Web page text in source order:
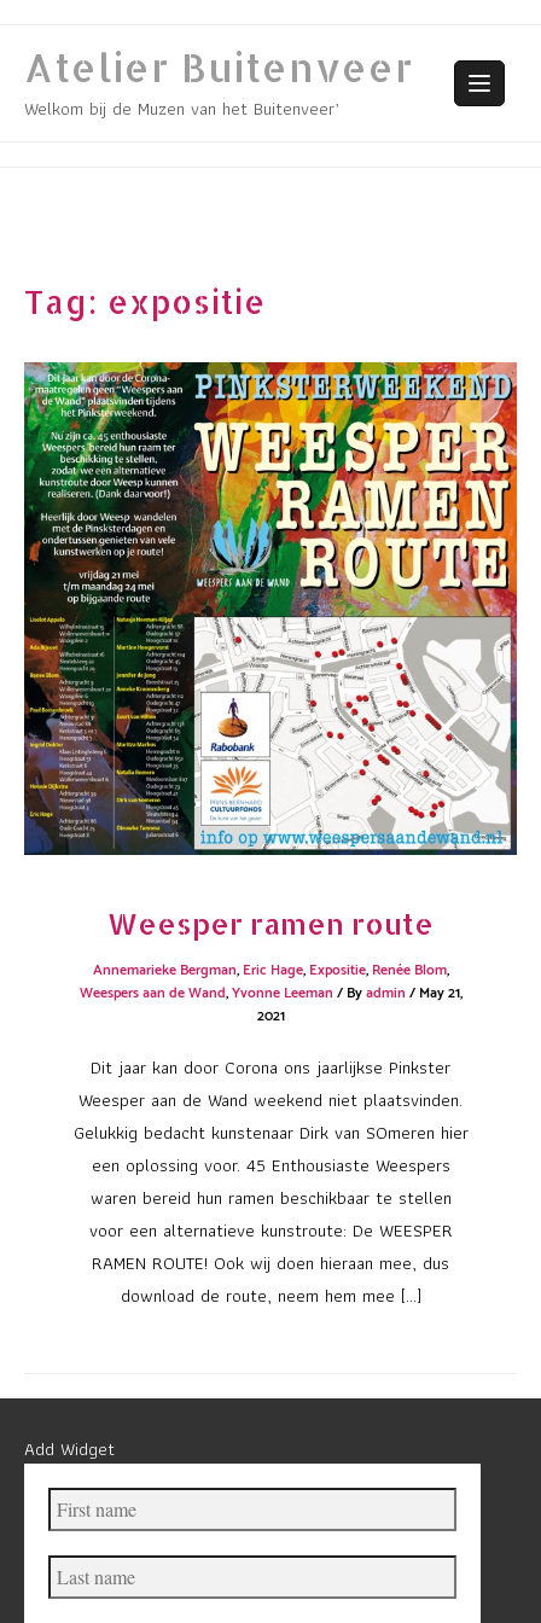
contentAtelier Buitenveer
Welkom bij de Muzen van het Buitenveer’
Tag: expositie
Weesper ramen route
Annemarieke Bergman, Eric Hage, Expositie, Renée Blom,
Weespers aan de Wand,Yvonne Leeman / Byadmin / May 21,
2021
Dit jaar kan door Corona ons jaarlijkse Pinkster
Weesper aan de Wand weekend niet plaatsvinden.
Gelukkig bedacht kunstenaar Dirk van SOmeren hier
een oplossing voor. 45 Enthousiaste Weespers
waren bereid hun ramen beschikbaar te stellen
voor een alternatieve kunstroute: De WEESPER
RAMEN ROUTE! Ook wij doen hieraan mee, dus
download de route, neem hem mee […]
Add Widget
First
name
Last
name